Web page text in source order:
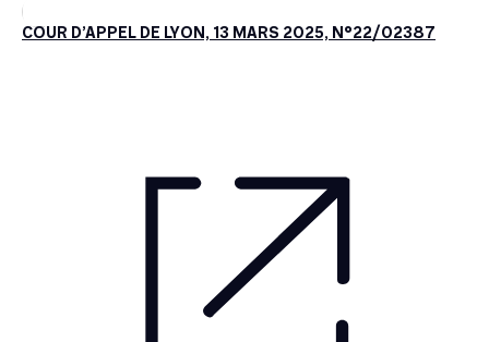
COUR D’APPEL DE LYON, 13 MARS 2025, N°22/02387